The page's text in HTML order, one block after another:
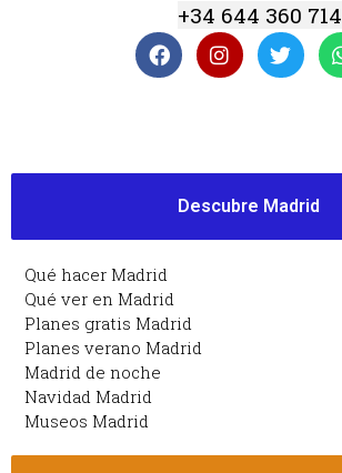
+34 644 360 714
Descubre Madrid
Qué hacer Madrid
Qué ver en Madrid
Planes gratis Madrid
Planes verano Madrid
Madrid de noche
Navidad Madrid
Museos Madrid